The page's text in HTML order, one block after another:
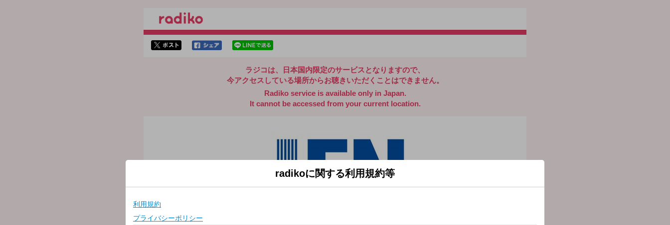
ラジコは、日本国内限定のサービスとなりますので、
今アクセスしている場所からお聴きいただくことはできません。
Radiko service is available only in Japan.
It cannot be accessed from your current location.
radikoに関する利用規約等